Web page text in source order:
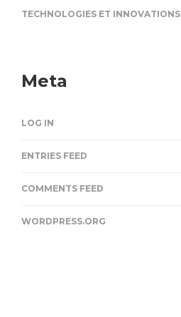
TECHNOLOGIES ET INNOVATIONS
Meta
LOG IN
ENTRIES FEED
COMMENTS FEED
WORDPRESS.ORG